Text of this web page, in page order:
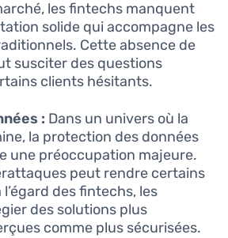
les fintechs manquent
solide qui accompagne les
Cette absence de
susciter des questions
clients hésitants.
: Dans un univers où la
la protection des données
une préoccupation majeure.
peut rendre certains
des fintechs, les
des solutions plus
comme plus sécurisées.